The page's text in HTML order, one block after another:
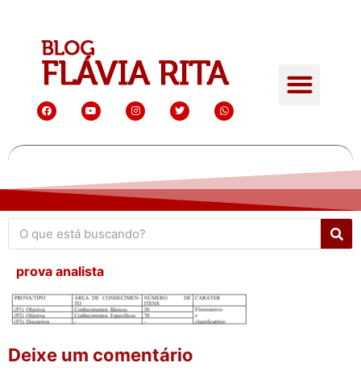
prova analista
Deixe um comentário